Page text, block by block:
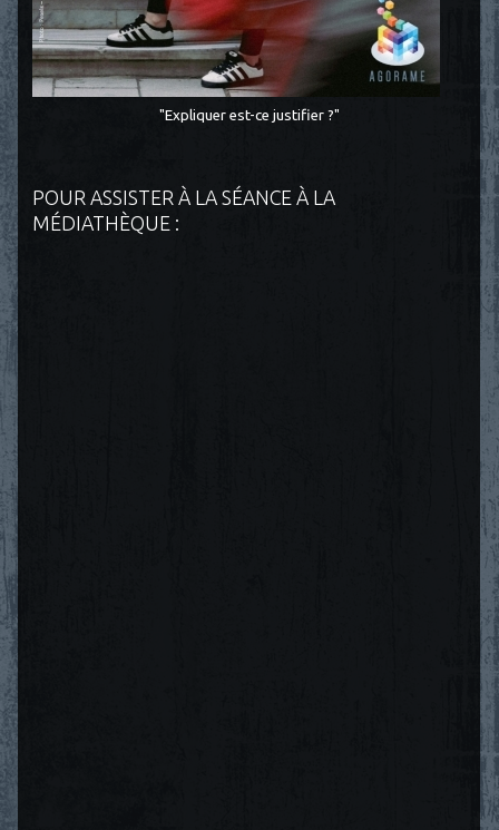
"Expliquer est-ce justifier ?"
POUR ASSISTER À LA SÉANCE À LA
MÉDIATHÈQUE :